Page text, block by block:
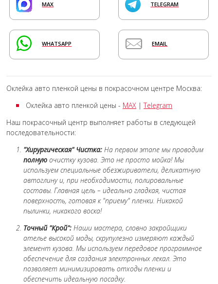
MAX TELEGRAM
WHATSAPP EMAIL
Оклейка авто пленкой цены в покрасочном центре Москва:
Оклейка авто пленкой цены - MAX |Telegram
Наш покрасочный центр выполняет работы в следующей
последовательности:
"Хирургическая" Чистка: На первом этапе мы проводим
полную очистку кузова. Это не просто мойка! Мы
используем специальные обезжириватели, деликатную
автоглину и, при необходимости, полировальные
составы. Главная цель – идеально гладкая, чистая
поверхность, готовая к "приему" пленки. Никакой
пылинки, никакого воска!
Точный "Крой": Наши мастера, словно закройщики
ателье высокой моды, скрупулезно измеряют каждый
элемент кузова. Мы используем передовое программное
обеспечение для создания электронных лекал. Это
позволяет минимизировать отходы пленки и
обеспечить идеальную посадку.